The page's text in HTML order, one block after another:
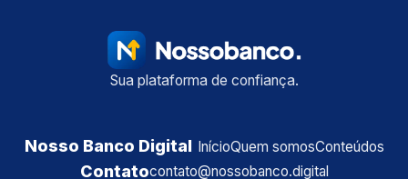
Sua plataforma de confiança.
Nosso Banco Digital InícioQuem somosConteúdos
Contatocontato@nossobanco.digital